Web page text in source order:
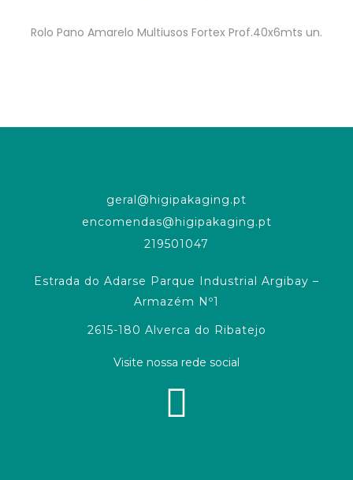
Rolo Pano Amarelo Multiusos Fortex Prof.40x6mts un.
geral@higipakaging.pt
encomendas@higipakaging.pt
219501047
Estrada do Adarse Parque Industrial Argibay –
Armazém Nº1
2615-180 Alverca do Ribatejo
Visite nossa rede social